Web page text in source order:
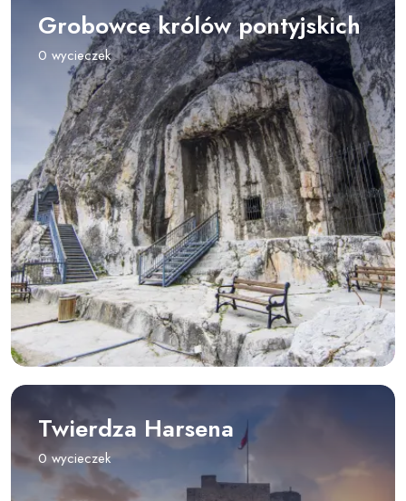
Grobowce królów pontyjskich
0 wycieczek
Twierdza Harsena
0 wycieczek